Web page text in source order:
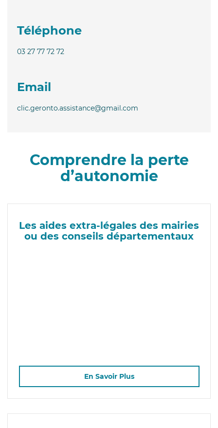
Téléphone
03 27 77 72 72
Email
clic.geronto.assistance@gmail.com
Comprendre la perte
d’autonomie
Les aides extra-légales des mairies
ou des conseils départementaux
En Savoir Plus